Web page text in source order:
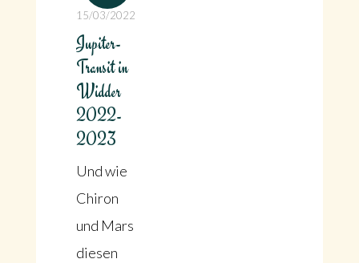
15/03/2022
Jupiter-
Transit in
Widder
2022-
2023
Und wie
Chiron
und Mars
diesen